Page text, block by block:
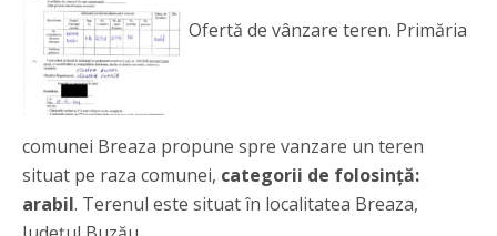
Ofertă de vânzare teren. Primăria
comunei Breaza propune spre vanzare un teren
situat pe raza comunei, categorii de folosință:
arabil. Terenul este situat în localitatea Breaza,